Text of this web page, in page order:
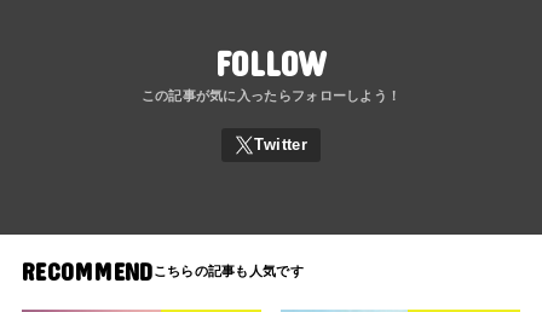
FOLLOW
RECOMMEND